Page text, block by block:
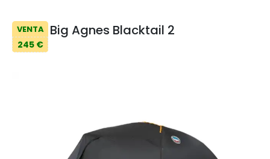
VENTA
245 €
Big Agnes Blacktail 2